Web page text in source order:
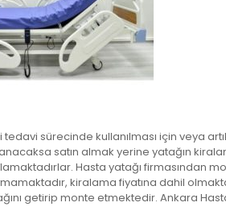
sürecinde kullanılması için veya
satın almak yerine yatağın
Hasta yatağı firmasından
kiralama fiyatına dahil
getirip monte etmektedir. Ankara